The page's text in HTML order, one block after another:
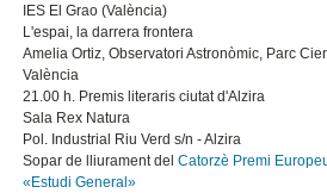
IES El Grao (València)
L'espai, la darrera frontera
Amelia Ortiz, Observatori Astronòmic, Parc
València
21.00 h. Premis literaris ciutat d'Alzira
Sala Rex Natura
Pol. Industrial Riu Verd s/n - Alzira
Sopar de lliurament delCatorzè Premi
«Estudi General»